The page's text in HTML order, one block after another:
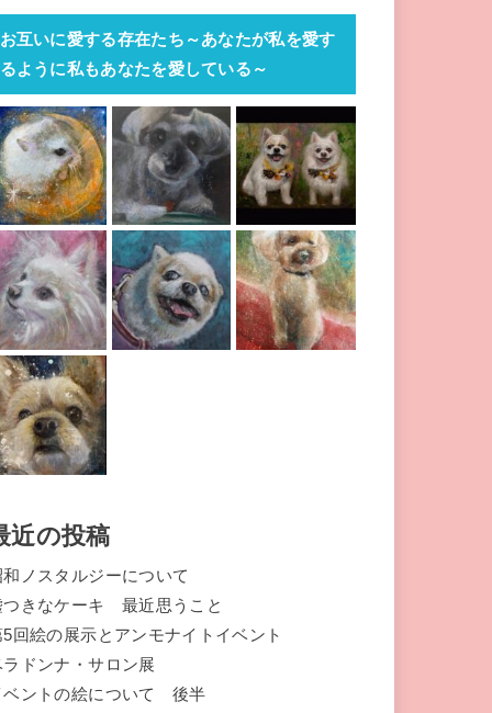
お互いに愛する存在たち～あなたが私を愛す
るように私もあなたを愛している～
近の投稿
和ノスタルジーについて
つきなケーキ 最近思うこと
5回絵の展示とアンモナイトイベント
ラドンナ・サロン展
ベントの絵について 後半